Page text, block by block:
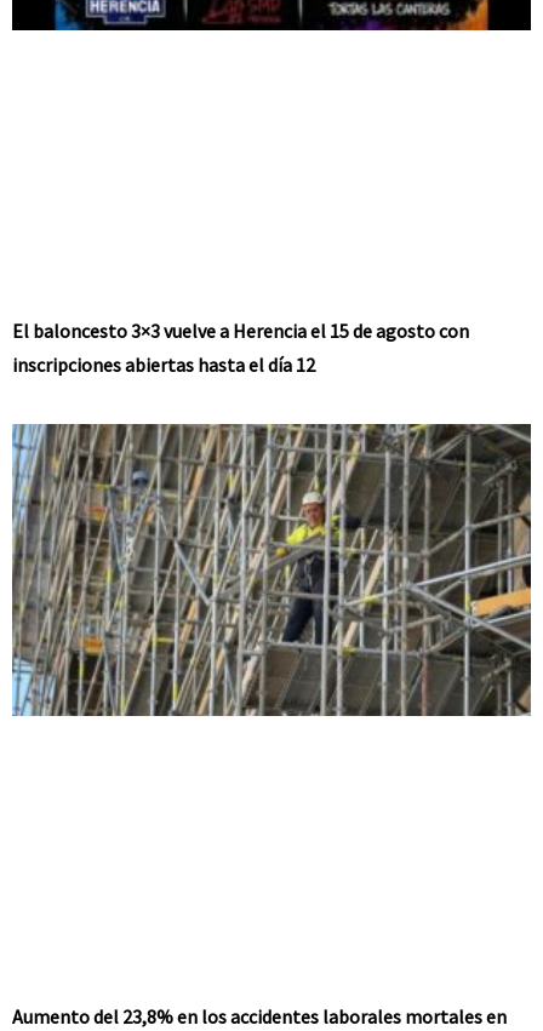
El baloncesto 3×3 vuelve a Herencia el 15 de agosto con
inscripciones abiertas hasta el día 12
Aumento del 23,8% en los accidentes laborales mortales en